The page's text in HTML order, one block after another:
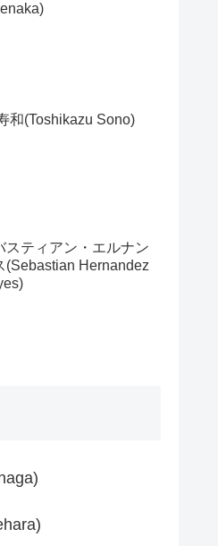
和(Toshikazu Sono)
スティアン・エルナン
(Sebastian Hernandez